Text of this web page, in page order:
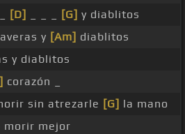
[D] [G] y diablitos
y [Am] diablitos
y diablitos
corazón _
sin atrezarle [G] la mano
morir mejor